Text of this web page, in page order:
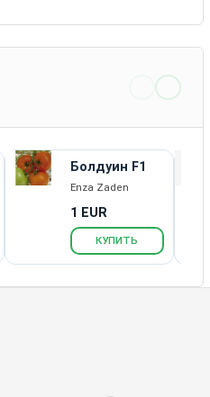
Болдуин F1
Enza Zaden
1 EUR
КУПИТЬ